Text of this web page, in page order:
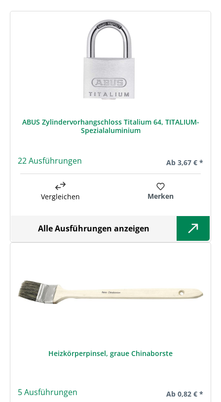
ABUS Zylindervorhangschloss Titalium 64, TITALIUM-
Spezialaluminium
22 Ausführungen Regulärer Preis:
Ab 3,67 € *
Vergleichen Merken
Alle Ausführungen anzeigen
Heizkörperpinsel, graue Chinaborste
5 Ausführungen Regulärer Preis:
Ab 0,82 € *